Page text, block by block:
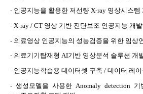
- 인공지능을 활용한 저선량 X-ray 영상시스템
- X-ray / CT 영상 기반 진단보조 인공지능 개발
- 의료영상 인공지능의 성능검증을 위한 임상
- 의료기기탑재형 AI기반 영상분석 솔루션 개
- 인공지능학습용 데이터셋 구축 / 데이터 레
- 생성모델을 사용한 Anomaly detection 기